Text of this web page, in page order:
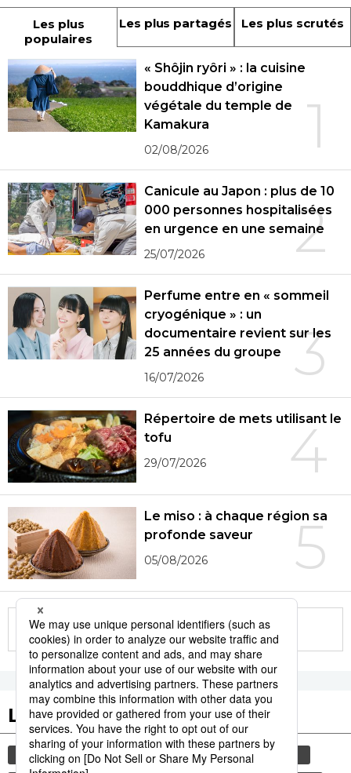
Les plus
populaires
Les plus partagés Les plus scrutés
1
« Shôjin ryôri » : la cuisine
bouddhique d’origine
végétale du temple de
Kamakura
02/08/2026
2
Canicule au Japon : plus de 10
000 personnes hospitalisées
en urgence en une semaine
25/07/2026
3
Perfume entre en « sommeil
cryogénique » : un
documentaire revient sur les
25 années du groupe
16/07/2026
4
Répertoire de mets utilisant le
tofu
29/07/2026
5
Le miso : à chaque région sa
profonde saveur
05/08/2026
More in this series
Les tags populaires
gastronomie culture histoire animal